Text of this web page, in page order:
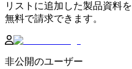
リストに追加した製品資料を
無料で請求できます。
非公開のユーザー